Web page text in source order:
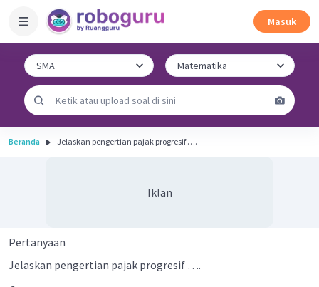
Masuk
Beranda Jelaskan pengertian pajak progresif ….
Iklan
Pertanyaan
Jelaskan pengertian pajak progresif ….